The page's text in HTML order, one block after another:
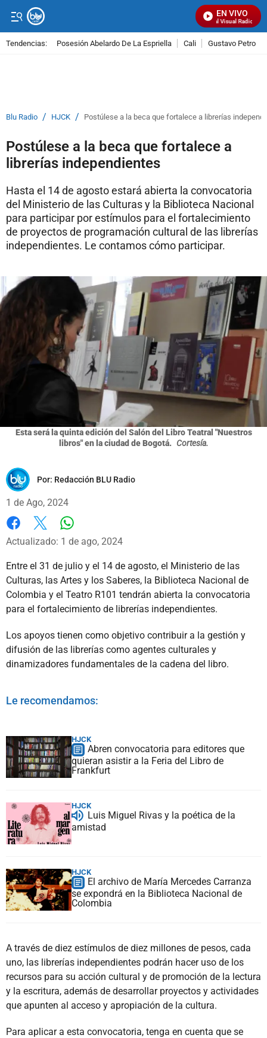
EN VIVO
Señal Visual Radio
Tendencias: Posesión Abelardo De La Espriella Cali Gustavo Petro
Blu Radio / HJCK / Postúlese a la beca que fortalece a librerías
Postúlese a la beca que fortalece a
librerías independientes
Hasta el 14 de agosto estará abierta la convocatoria
del Ministerio de las Culturas y la Biblioteca Nacional
para participar por estímulos para el fortalecimiento
de proyectos de programación cultural de las librerías
independientes. Le contamos cómo participar.
Esta será la quinta edición del Salón del Libro Teatral "Nuestros
libros" en la ciudad de Bogotá. Cortesía.
Por: Redacción BLU Radio
1 de Ago, 2024
Facebook
X
Actualizado: 1 de ago, 2024
Entre el 31 de julio y el 14 de agosto, el Ministerio de las
Culturas, las Artes y los Saberes, la Biblioteca Nacional de
Colombia y el Teatro R101 tendrán abierta la convocatoria
para el fortalecimiento de librerías independientes.
Los apoyos tienen como objetivo contribuir a la gestión y
difusión de las librerías como agentes culturales y
dinamizadores fundamentales de la cadena del libro.
Le recomendamos:
HJCK
Abren convocatoria para editores que
quieran asistir a la Feria del Libro de
Frankfurt
HJCK
Luis Miguel Rivas y la poética de la
amistad
HJCK
El archivo de María Mercedes Carranza
se expondrá en la Biblioteca Nacional de
Colombia
A través de diez estímulos de diez millones de pesos, cada
uno, las librerías independientes podrán hacer uso de los
recursos para su acción cultural y de promoción de la lectura
y la escritura, además de desarrollar proyectos y actividades
que apunten al acceso y apropiación de la cultura.
Para aplicar a esta convocatoria, tenga en cuenta que se